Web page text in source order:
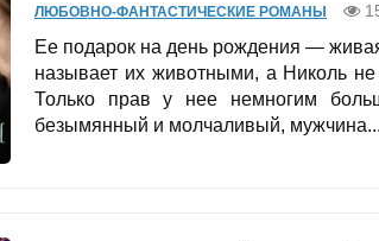
ЛЮБОВНО-ФАНТАСТИЧЕСКИЕ РОМАНЫ
Ее подарок на день рождения —
называет их животными, а Николь
Только прав у нее немногим
безымянный и молчаливый, мужчина...